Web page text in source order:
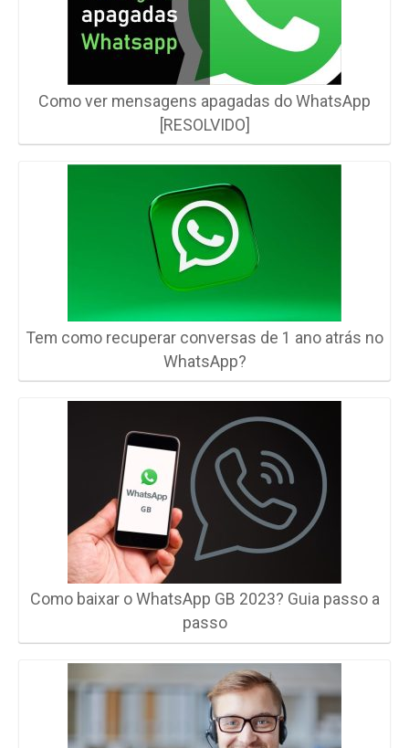
Como ver mensagens apagadas do WhatsApp
[RESOLVIDO]
Tem como recuperar conversas de 1 ano atrás no
WhatsApp?
Como baixar o WhatsApp GB 2023? Guia passo a
passo